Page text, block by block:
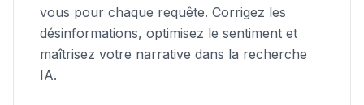
vous pour chaque requête. Corrigez les
désinformations, optimisez le sentiment et
maîtrisez votre narrative dans la recherche
IA.